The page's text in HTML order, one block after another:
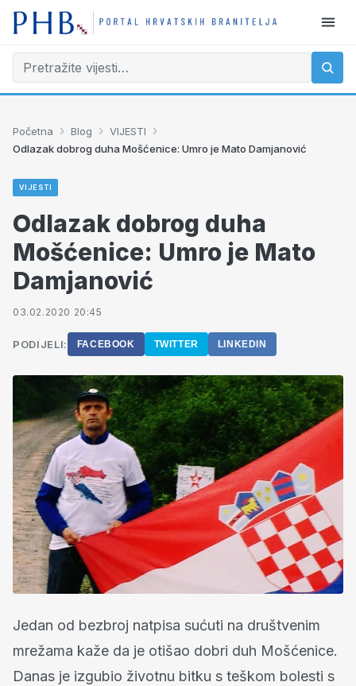
Početna › Blog › VIJESTI ›
Odlazak dobrog duha Mošćenice: Umro je Mato Damjanović
VIJESTI
Odlazak dobrog duha
Mošćenice: Umro je Mato
Damjanović
03.02.2020 20:45
PODIJELI: FACEBOOK TWITTER LINKEDIN
Jedan od bezbroj natpisa sućuti na društvenim
mrežama kaže da je otišao dobri duh Mošćenice.
Danas je izgubio životnu bitku s teškom bolesti s